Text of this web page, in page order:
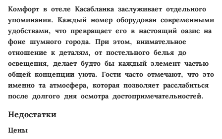
Комфорт в отеле Касабланка заслуживает отдельного
упоминания. Каждый номер оборудован современными
удобствами, что превращает его в настоящий oазис на
фоне шумного города. При этом, внимательное
отношение к деталям, от постельного белья до
освещения, делает будто бы каждый элемент частью
общей концепции уюта. Гости часто отмечают, что это
именно та атмосфера, которая позволяет расслабиться
после долгого дня осмотра достопримечательностей.
Недостатки
Цены